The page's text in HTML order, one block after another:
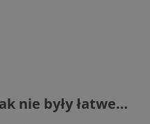
nie były łatwe…